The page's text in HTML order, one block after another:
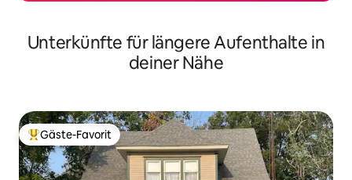
Unterkünfte für längere Aufenthalte in
deiner Nähe
Beliebter Gäste-Favorit.
Gäste-Favorit